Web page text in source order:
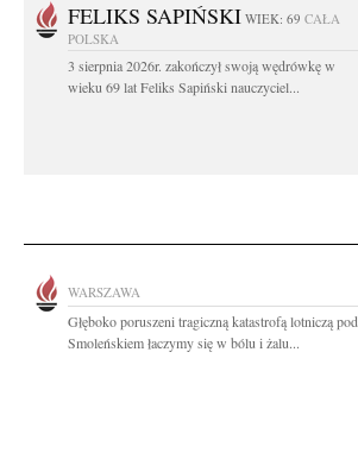
FELIKS SAPIŃSKI WIEK: 69 CAŁA
POLSKA
3 sierpnia 2026r. zakończył swoją wędrówkę w
wieku 69 lat Feliks Sapiński nauczyciel...
WARSZAWA
Głęboko poruszeni tragiczną katastrofą lotniczą pod
Smoleńskiem łaczymy się w bólu i żalu...